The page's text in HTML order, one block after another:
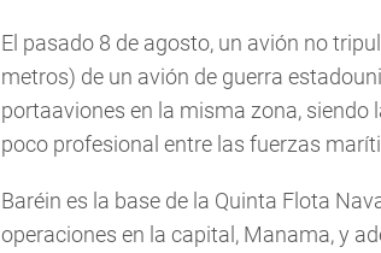
El pasado 8 de agosto, un avión no
metros) de un avión de guerra
portaaviones en la misma zona,
poco profesional entre las fuerzas
Baréin es la base de la Quinta Flota
operaciones en la capital, Manama, y